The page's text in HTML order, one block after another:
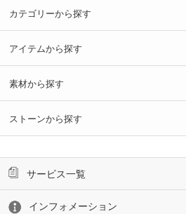
カテゴリーから探す
アイテムから探す
素材から探す
ストーンから探す
サービス一覧
インフォメーション